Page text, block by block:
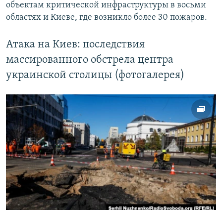
объектам критической инфраструктуры в восьми
областях и Киеве, где возникло более 30 пожаров.
Атака на Киев: последствия
массированного обстрела центра
украинской столицы (фотогалерея)